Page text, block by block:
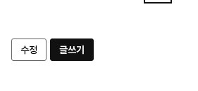
수정 글쓰기